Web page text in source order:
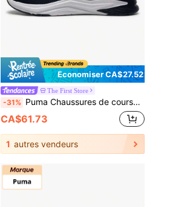
Économiser CA$27.52
The First Store
-31% Puma Chaussures de course FTR Wave, Amorti des chocs et respirantes, Baskets d'entraînement unisexes pour un usage quotidien, 311095-05
CA$61.73
1 autres vendeurs